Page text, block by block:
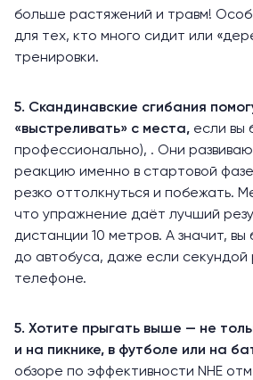
больше растяжений и травм!
для тех, кто много сидит или
тренировки.
5. Скандинавские сгибания
«выстреливать» с места, если вы
профессионально), . Они
реакцию именно в стартовой
резко оттолкнуться и побежать.
что упражнение даёт лучший
дистанции 10 метров. А значит, вы
до автобуса, даже если секундой
телефоне.
5. Хотите прыгать выше — не
и на пикнике, в футболе или на
обзоре по эффективности NHE